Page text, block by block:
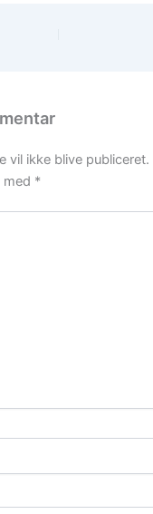
vil ikke blive publiceret.
med *